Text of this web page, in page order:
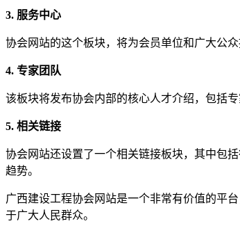
3. 服务中心
协会网站的这个板块，将为会员单位和广大公
4. 专家团队
该板块将发布协会内部的核心人才介绍，包括
5. 相关链接
协会网站还设置了一个相关链接板块，其中包
趋势。
广西建设工程协会网站是一个非常有价值的平
于广大人民群众。